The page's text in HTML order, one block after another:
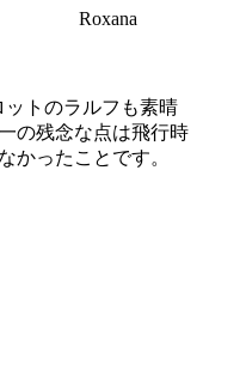
Roxana
トのラルフも素晴
の残念な点は飛行時
かったことです。